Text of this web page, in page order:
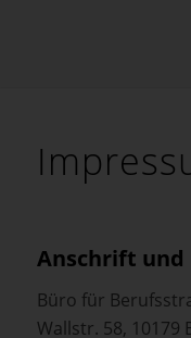
Anschrift und
Büro für
Wallstr. 58, 10179